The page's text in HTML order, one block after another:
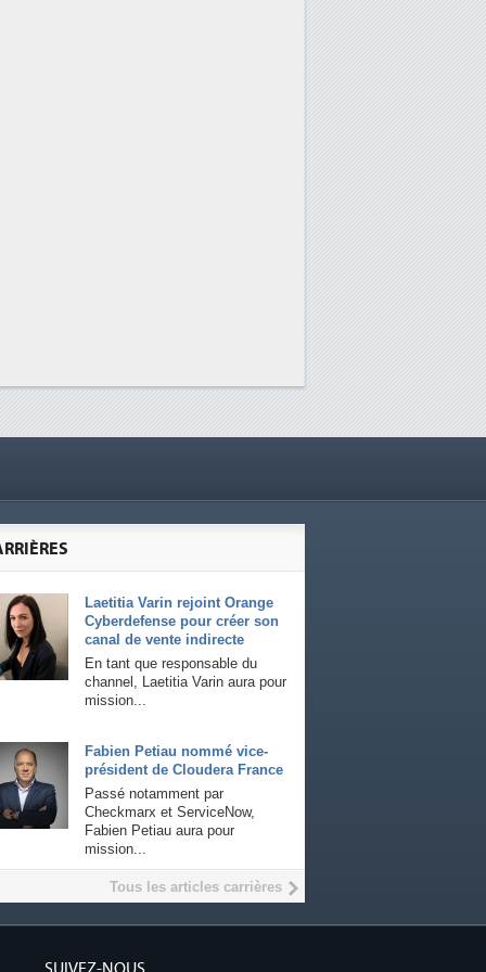
Laetitia Varin rejoint Orange
Cyberdefense pour créer son
canal de vente indirecte
En tant que responsable du
channel, Laetitia Varin aura pour
mission...
Fabien Petiau nommé vice-
président de Cloudera France
Passé notamment par
Checkmarx et ServiceNow,
Fabien Petiau aura pour
mission...
Tous les articles carrières